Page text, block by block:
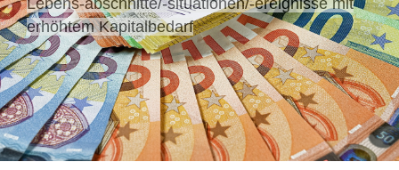
Lebens-abschnitte/-situationen/-ereignisse mit
erhöhtem Kapitalbedarf